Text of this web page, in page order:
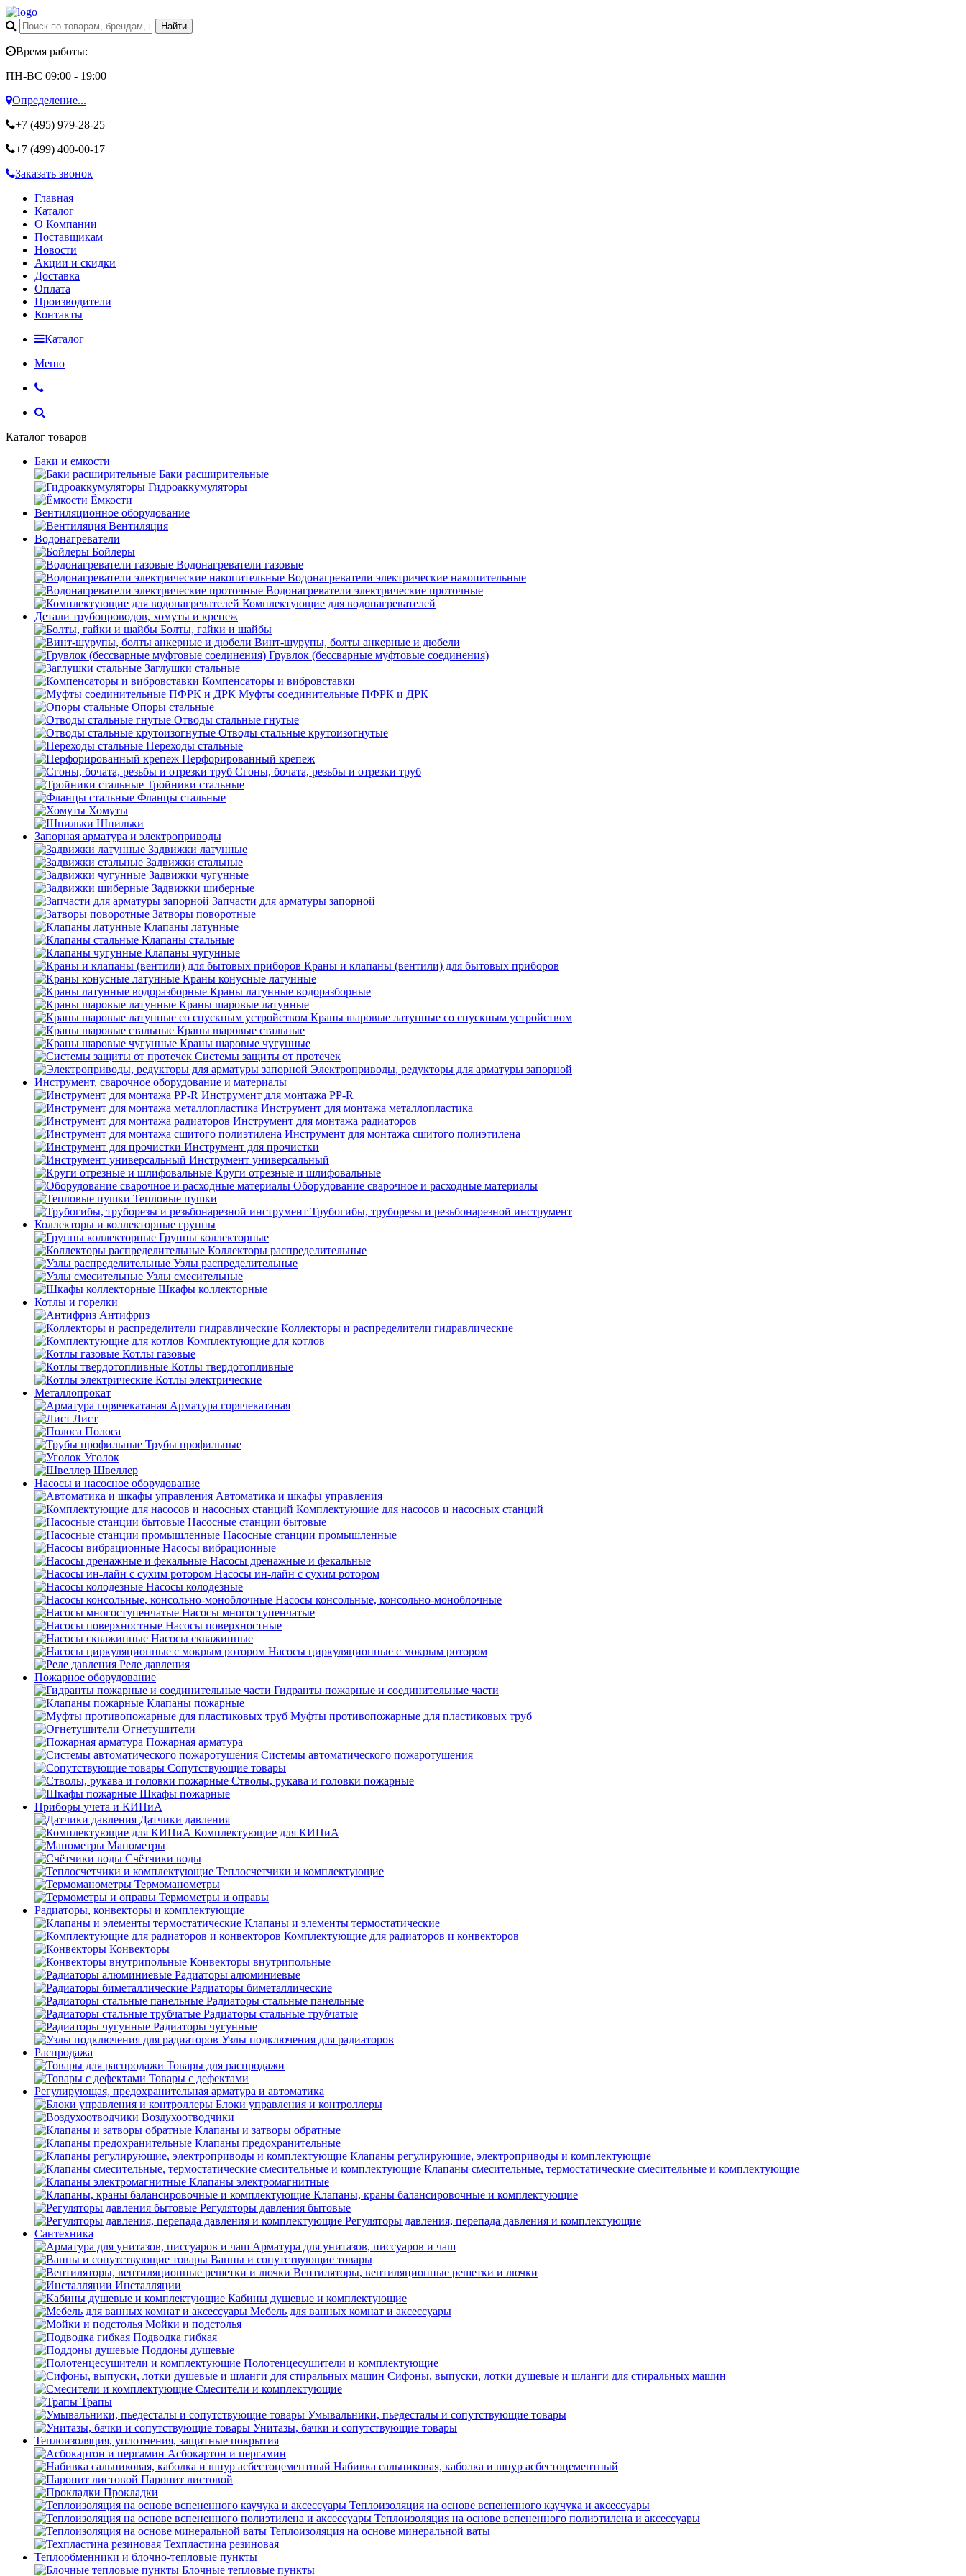
Время работы:
ПН-ВС 09:00 - 19:00
Определение...
+7 (495) 979-28-25
+7 (499) 400-00-17
Заказать звонок
Главная
Каталог
О Компании
Поставщикам
Новости
Акции и скидки
Доставка
Оплата
Производители
Контакты
Каталог
Меню
Каталог товаров
Баки и емкости
Баки расширительные
Гидроаккумуляторы
Ёмкости
Вентиляционное оборудование
Вентиляция
Водонагреватели
Бойлеры
Водонагреватели газовые
Водонагреватели электрические накопительные
Водонагреватели электрические проточные
Комплектующие для водонагревателей
Детали трубопроводов, хомуты и крепеж
Болты, гайки и шайбы
Винт-шурупы, болты анкерные и дюбели
Грувлок (бессварные муфтовые соединения)
Заглушки стальные
Компенсаторы и вибровставки
Муфты соединительные ПФРК и ДРК
Опоры стальные
Отводы стальные гнутые
Отводы стальные крутоизогнутые
Переходы стальные
Перфорированный крепеж
Сгоны, бочата, резьбы и отрезки труб
Тройники стальные
Фланцы стальные
Хомуты
Шпильки
Запорная арматура и электроприводы
Задвижки латунные
Задвижки стальные
Задвижки чугунные
Задвижки шиберные
Запчасти для арматуры запорной
Затворы поворотные
Клапаны латунные
Клапаны стальные
Клапаны чугунные
Краны и клапаны (вентили) для бытовых приборов
Краны конусные латунные
Краны латунные водоразборные
Краны шаровые латунные
Краны шаровые латунные со спускным устройством
Краны шаровые стальные
Краны шаровые чугунные
Системы защиты от протечек
Электроприводы, редукторы для арматуры запорной
Инструмент, сварочное оборудование и материалы
Инструмент для монтажа PP-R
Инструмент для монтажа металлопластика
Инструмент для монтажа радиаторов
Инструмент для монтажа сшитого полиэтилена
Инструмент для прочистки
Инструмент универсальный
Круги отрезные и шлифовальные
Оборудование сварочное и расходные материалы
Тепловые пушки
Трубогибы, труборезы и резьбонарезной инструмент
Коллекторы и коллекторные группы
Группы коллекторные
Коллекторы распределительные
Узлы распределительные
Узлы смесительные
Шкафы коллекторные
Котлы и горелки
Антифриз
Коллекторы и распределители гидравлические
Комплектующие для котлов
Котлы газовые
Котлы твердотопливные
Котлы электрические
Металлопрокат
Арматура горячекатаная
Лист
Полоса
Трубы профильные
Уголок
Швеллер
Насосы и насосное оборудование
Автоматика и шкафы управления
Комплектующие для насосов и насосных станций
Насосные станции бытовые
Насосные станции промышленные
Насосы вибрационные
Насосы дренажные и фекальные
Насосы ин-лайн с сухим ротором
Насосы колодезные
Насосы консольные, консольно-моноблочные
Насосы многоступенчатые
Насосы поверхностные
Насосы скважинные
Насосы циркуляционные с мокрым ротором
Реле давления
Пожарное оборудование
Гидранты пожарные и соединительные части
Клапаны пожарные
Муфты противопожарные для пластиковых труб
Огнетушители
Пожарная арматура
Системы автоматического пожаротушения
Сопутствующие товары
Стволы, рукава и головки пожарные
Шкафы пожарные
Приборы учета и КИПиА
Датчики давления
Комплектующие для КИПиА
Манометры
Счётчики воды
Теплосчетчики и комплектующие
Термоманометры
Термометры и оправы
Радиаторы, конвекторы и комплектующие
Клапаны и элементы термостатические
Комплектующие для радиаторов и конвекторов
Конвекторы
Конвекторы внутрипольные
Радиаторы алюминиевые
Радиаторы биметаллические
Радиаторы стальные панельные
Радиаторы стальные трубчатые
Радиаторы чугунные
Узлы подключения для радиаторов
Распродажа
Товары для распродажи
Товары с дефектами
Регулирующая, предохранительная арматура и автоматика
Блоки управления и контроллеры
Воздухоотводчики
Клапаны и затворы обратные
Клапаны предохранительные
Клапаны регулирующие, электроприводы и комплектующие
Клапаны смесительные, термостатические смесительные и комплектующие
Клапаны электромагнитные
Клапаны, краны балансировочные и комплектующие
Регуляторы давления бытовые
Регуляторы давления, перепада давления и комплектующие
Сантехника
Арматура для унитазов, писсуаров и чаш
Ванны и сопутствующие товары
Вентиляторы, вентиляционные решетки и лючки
Инсталляции
Кабины душевые и комплектующие
Мебель для ванных комнат и аксессуары
Мойки и подстолья
Подводка гибкая
Поддоны душевые
Полотенцесушители и комплектующие
Сифоны, выпуски, лотки душевые и шланги для стиральных машин
Смесители и комплектующие
Трапы
Умывальники, пьедесталы и сопутствующие товары
Унитазы, бачки и сопутствующие товары
Теплоизоляция, уплотнения, защитные покрытия
Асбокартон и пергамин
Набивка сальниковая, каболка и шнур асбестоцементный
Паронит листовой
Прокладки
Теплоизоляция на основе вспененного каучука и аксессуары
Теплоизоляция на основе вспененного полиэтилена и аксессуары
Теплоизоляция на основе минеральной ваты
Техпластина резиновая
Теплообменники и блочно-тепловые пункты
Блочные тепловые пункты